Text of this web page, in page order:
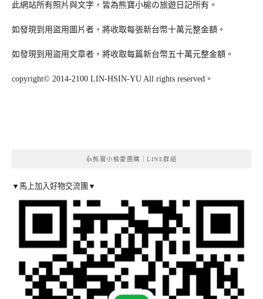
此網站所有照片與文字，皆為熊寶小榆の旅遊日記所有。
如發現到用盜用圖片者，將收取每張新台幣十萬元整金額。
如發現到用盜用文章者，將收取每篇新台幣五十萬元整金額。
copyright© 2014-2100 LIN-HSIN-YU All rights reserved。
👍熊寶小榆愛團購｜LINE群組
▼馬上加入好物交流團▼